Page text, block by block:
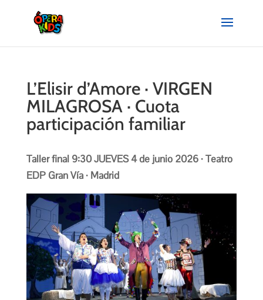
L’Elisir d’Amore · VIRGEN
MILAGROSA · Cuota
participación familiar
Taller final 9:30 JUEVES 4 de junio 2026 · Teatro
EDP Gran Vía · Madrid